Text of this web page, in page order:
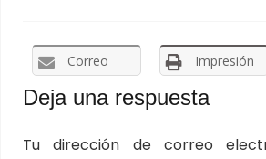
Correo Impresión
Deja una respuesta
Tu dirección de correo